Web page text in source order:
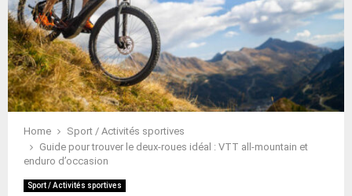
Home
Sport / Activités sportives
Guide pour trouver le deux-roues idéal : VTT all-mountain et
enduro d’occasion
Sport / Activités sportives